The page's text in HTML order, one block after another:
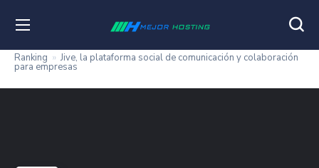
Ranking » Jive, la plataforma social de comunicación y colaboración
para empresas